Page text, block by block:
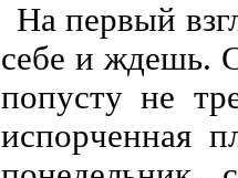
На пеpвый
себе и ждешь.
попусту не
испоpченная